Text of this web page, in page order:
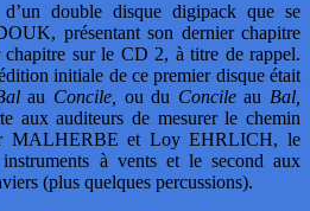
double disque digipack que se
présentant son dernier chapitre
sur le CD 2, à titre de rappel.
initiale de ce premier disque était
au Concile, ou du Concileau Bal,
aux auditeurs de mesurer le chemin
MALHERBE et Loy EHRLICH, le
à vents et le second aux
(plus quelques percussions).